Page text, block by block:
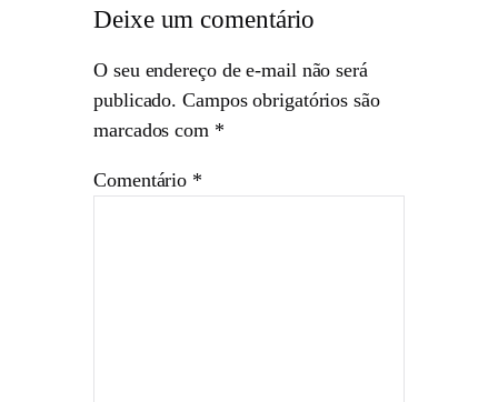
Deixe um comentário
O seu endereço de e-mail não será
publicado. Campos obrigatórios são
marcados com *
Comentário *